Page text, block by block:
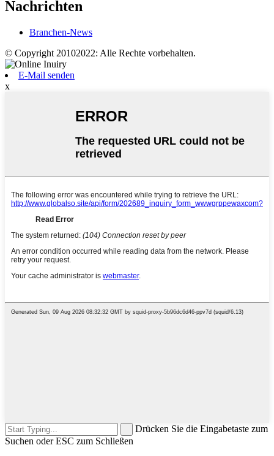
Nachrichten
Branchen-News
© Copyright 20102022: Alle Rechte vorbehalten.
E-Mail senden
x
Drücken Sie die Eingabetaste zum
Suchen oder ESC zum Schließen